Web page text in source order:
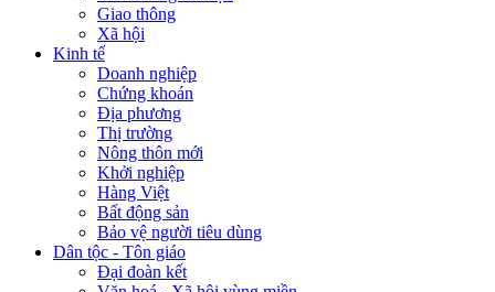
Giao thông
Xã hội
Kinh tế
Doanh nghiệp
Chứng khoán
Địa phương
Thị trường
Nông thôn mới
Khởi nghiệp
Hàng Việt
Bất động sản
Bảo vệ người tiêu dùng
Dân tộc - Tôn giáo
Đại đoàn kết